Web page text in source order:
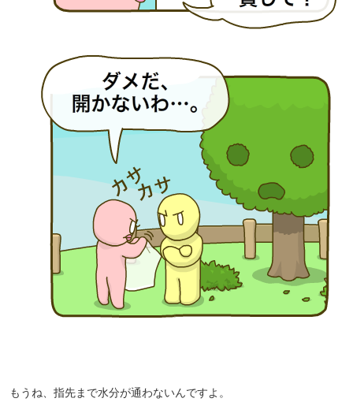
もうね、指先まで水分が通わないんですよ。